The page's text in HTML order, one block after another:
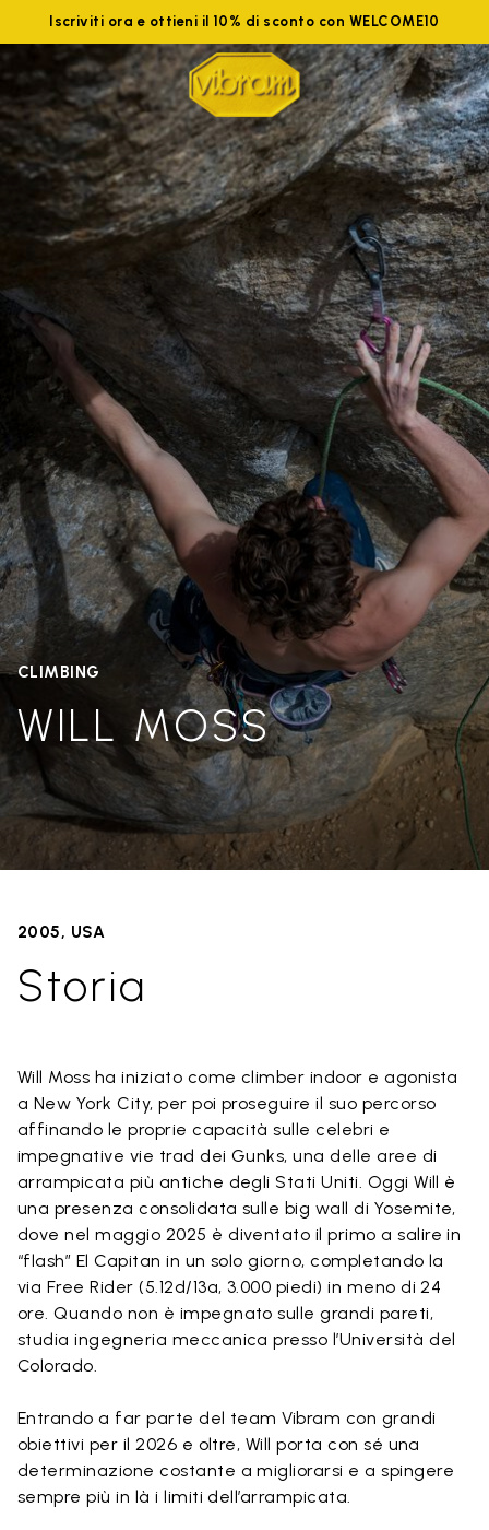
Iscriviti ora e ottieni il 10% di sconto con WELCOME10
CLIMBING
WILL MOSS
2005, USA
Storia
Will Moss ha iniziato come climber indoor e agonista
a New York City, per poi proseguire il suo percorso
affinando le proprie capacità sulle celebri e
impegnative vie trad dei Gunks, una delle aree di
arrampicata più antiche degli Stati Uniti. Oggi Will è
una presenza consolidata sulle big wall di Yosemite,
dove nel maggio 2025 è diventato il primo a salire in
“flash” El Capitan in un solo giorno, completando la
via Free Rider (5.12d/13a, 3.000 piedi) in meno di 24
ore. Quando non è impegnato sulle grandi pareti,
studia ingegneria meccanica presso l’Università del
Colorado.
Entrando a far parte del team Vibram con grandi
obiettivi per il 2026 e oltre, Will porta con sé una
determinazione costante a migliorarsi e a spingere
sempre più in là i limiti dell’arrampicata.